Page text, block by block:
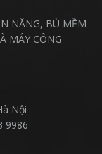
NĂNG, BÙ MỀM
MÁY CÔNG
Nội
9986